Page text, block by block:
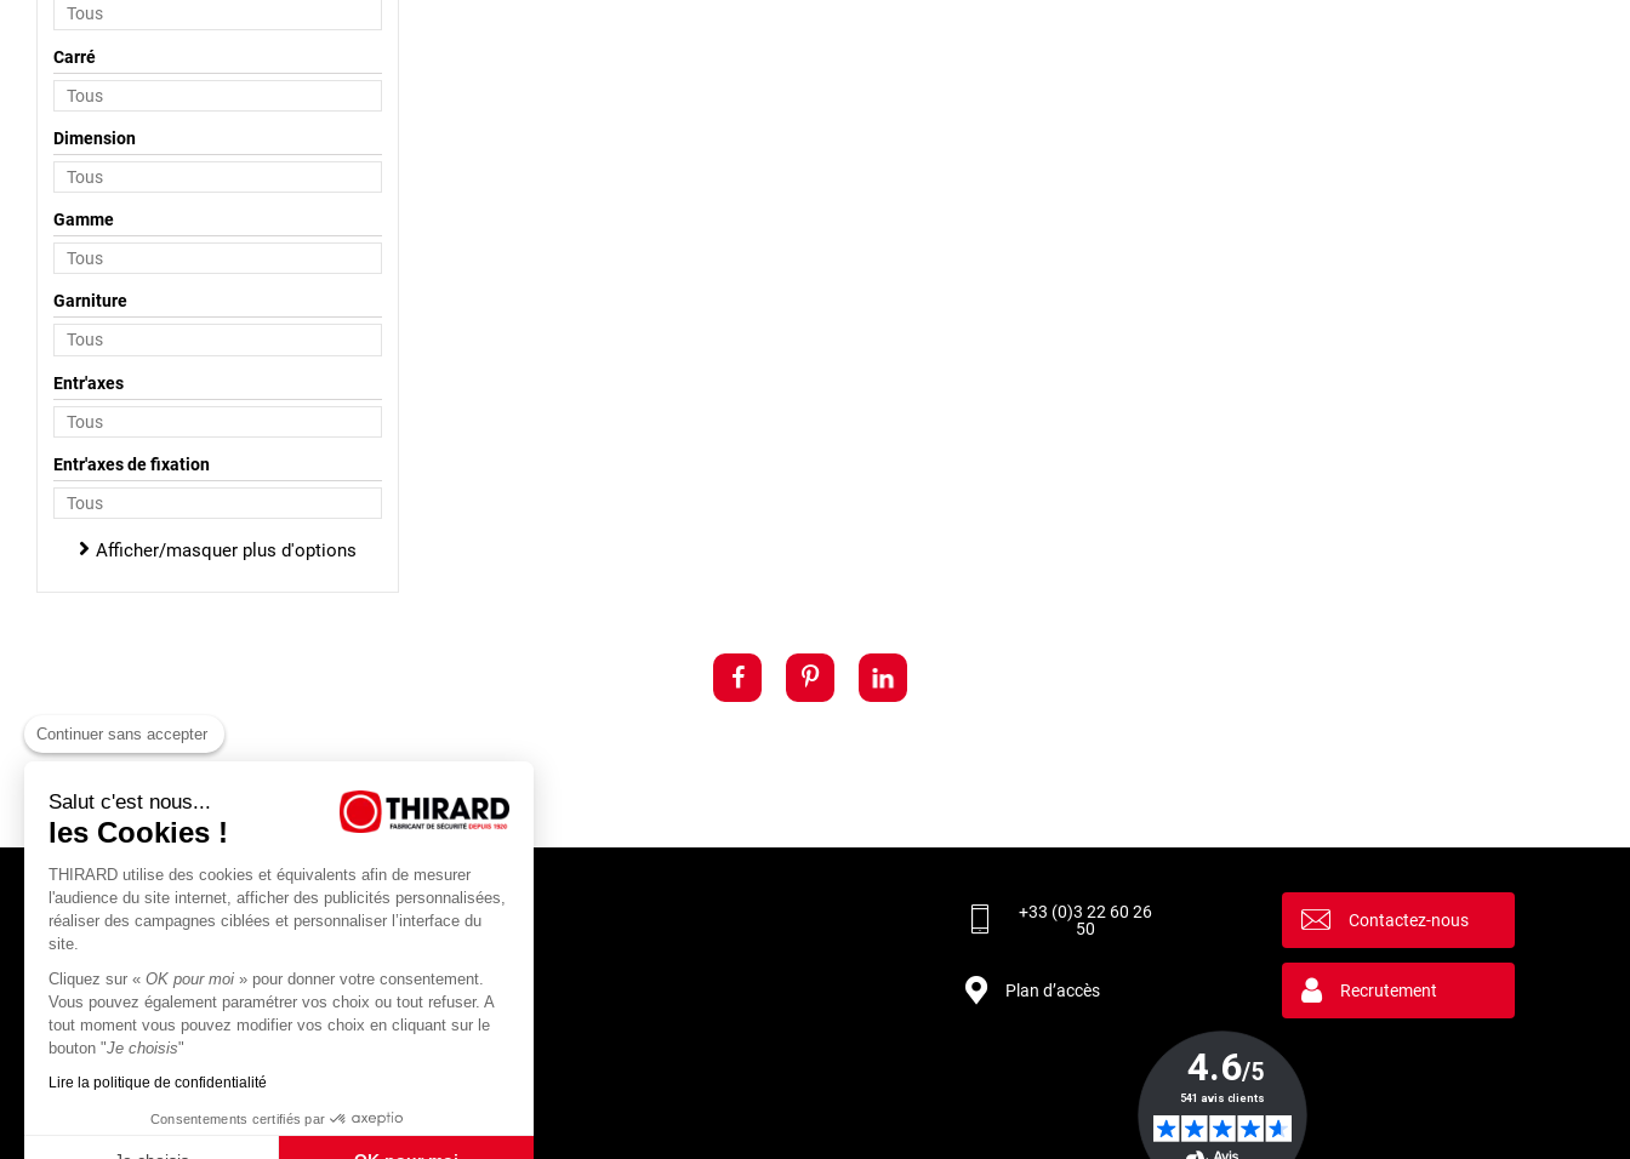
Carré
Dimension
Gamme
Garniture
Entr'axes
Entr'axes de fixation
Afficher/masquer plus d'options
THIRARD S.A.S
45, rue Jean Jaurès
80390 Fressenneville
CS 60004 France
+33 (0)3 22 60 26
50
Contactez-nous
Plan d’accès Recrutement
Continuer sans accepter
Salut c'est nous...
les Cookies !
THIRARD utilise des cookies et équivalents afin de mesurer
l'audience du site internet, afficher des publicités personnalisées,
réaliser des campagnes ciblées et personnaliser l’interface du
site.
Cliquez sur « OK pour moi » pour donner votre consentement.
Vous pouvez également paramétrer vos choix ou tout refuser. A
tout moment vous pouvez modifier vos choix en cliquant sur le
bouton "Je choisis"
Lire la politique de confidentialité
Consentements certifiés par